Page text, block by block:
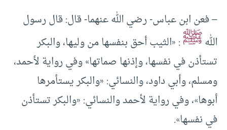
– فعن ابن عباس- رضي الله عنهما- قال: قال رسول
اللهﷺ: «الثيب أحق بنفسها من وليها، والبكر
تستأذن في نفسها، وإذنها صماتها» وفي رواية لأحمد،
ومسلم، وأبي داود، والنسائي: «والبكر يستأمرها
أبوها»، وفي رواية لأحمد والنسائي: «والبكر تستأذن
في نفسها».